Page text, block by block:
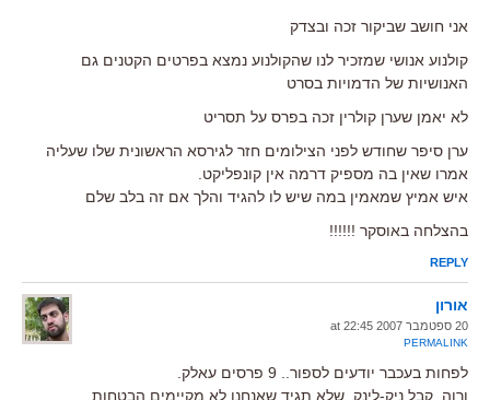
אני חושב שביקור זכה ובצדק
קולנוע אנושי שמזכיר לנו שהקולנוע נמצא בפרטים הקטנים גם
האנושיות של הדמויות בסרט
לא יאמן שערן קולרין זכה בפרס על תסריט
ערן סיפר שחודש לפני הצילומים חזר לגירסא הראשונית שלו שעליה
אמרו שאין בה מספיק דרמה אין קונפליקט.
איש אמיץ שמאמין במה שיש לו להגיד והלך אם זה בלב שלם
בהצלחה באוסקר !!!!!!
REPLY
אורון
20 ספטמבר 2007 at 22:45
PERMALINK
לפחות בעכבר יודעים לספור.. 9 פרסים עאלק.
ורוה, קבל ניק-לינק. שלא תגיד שאנחנו לא מקיימים הבטחות.